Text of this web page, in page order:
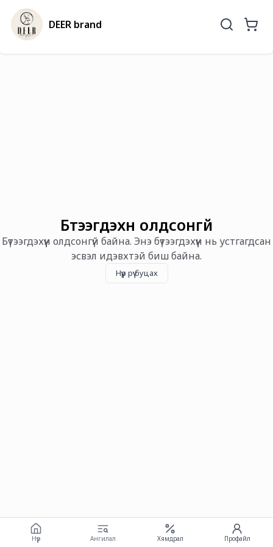
DEER brand
Бүтээгдэхүүн олдсонгүй
Бүтээгдэхүүн олдсонгүй байна. Энэ бүтээгдэхүүн нь устгагдсан
эсвэл идэвхтэй биш байна.
Нүүр рүү буцах
Нүүр Ангилал Хямдрал Профайл